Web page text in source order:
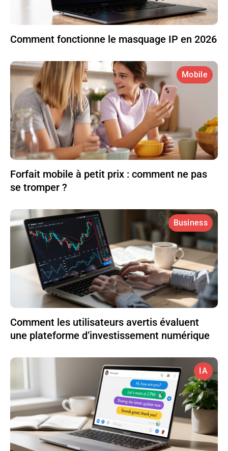
Comment fonctionne le masquage IP en 2026
Mobile
Forfait mobile à petit prix : comment ne pas
se tromper ?
Business
Comment les utilisateurs avertis évaluent
une plateforme d’investissement numérique
IA